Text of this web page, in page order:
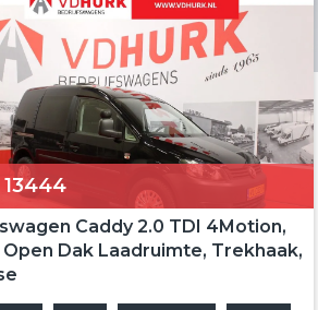
Caddy 2.0 TDI 4Motion,
Open Dak Laadruimte, Trekhaak,